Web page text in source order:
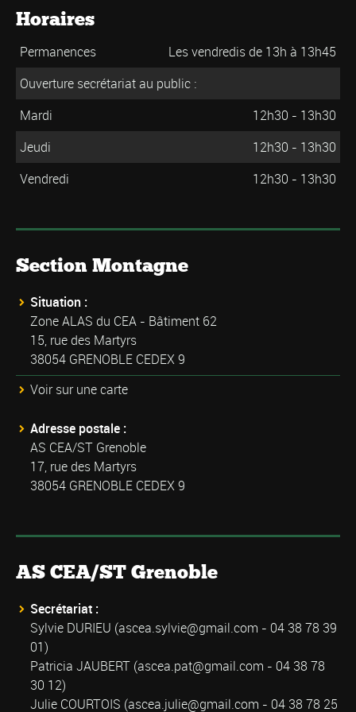
Horaires
Permanences
Les vendredis de 13h à 13h45
Ouverture secrétariat au public :
Mardi
12h30 - 13h30
Jeudi
12h30 - 13h30
Vendredi
12h30 - 13h30
Section Montagne
Situation :
Zone ALAS du CEA - Bâtiment 62
15, rue des Martyrs
38054 GRENOBLE CEDEX 9
Voir sur une carte
Adresse postale :
AS CEA/ST Grenoble
17, rue des Martyrs
38054 GRENOBLE CEDEX 9
AS CEA/ST Grenoble
Secrétariat :
Sylvie DURIEU (ascea.sylvie@gmail.com - 04 38 78 39
01)
Patricia JAUBERT (ascea.pat@gmail.com - 04 38 78
30 12)
Julie COURTOIS (ascea.julie@gmail.com - 04 38 78 25